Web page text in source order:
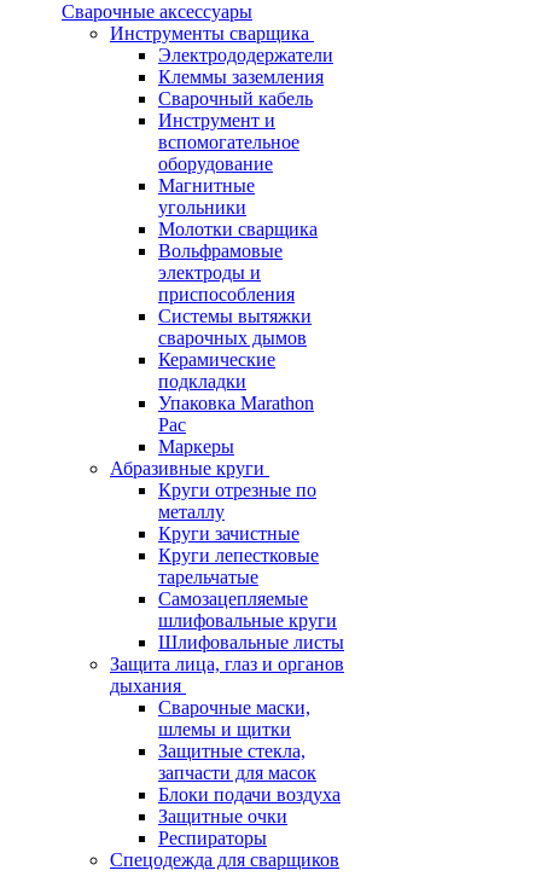
Сварочные аксессуары
Инструменты сварщика
Электрододержатели
Клеммы заземления
Сварочный кабель
Инструмент и
вспомогательное
оборудование
Магнитные
угольники
Молотки сварщика
Вольфрамовые
электроды и
приспособления
Системы вытяжки
сварочных дымов
Керамические
подкладки
Упаковка Marathon
Pac
Маркеры
Абразивные круги
Круги отрезные по
металлу
Круги зачистные
Круги лепестковые
тарельчатые
Самозацепляемые
шлифовальные круги
Шлифовальные листы
Защита лица, глаз и органов
дыхания
Сварочные маски,
шлемы и щитки
Защитные стекла,
запчасти для масок
Блоки подачи воздуха
Защитные очки
Респираторы
Спецодежда для сварщиков